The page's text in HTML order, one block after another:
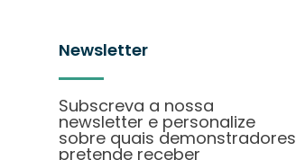
Newsletter
Subscreva a nossa
newsletter e personalize
sobre quais demonstradores
pretende receber